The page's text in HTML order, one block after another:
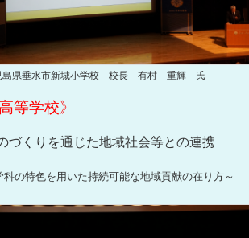
島県垂水市新城小学校 校長 有村 重輝 氏
高等学校》
づくりを通じた地域社会等との連携
科の特色を用いた持続可能な地域貢献の在り方～